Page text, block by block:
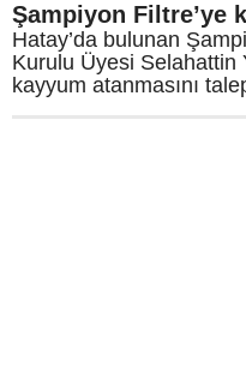
Şampiyon Filtre’ye
Hatay’da bulunan
Kurulu Üyesi Selahattin
kayyum atanmasını